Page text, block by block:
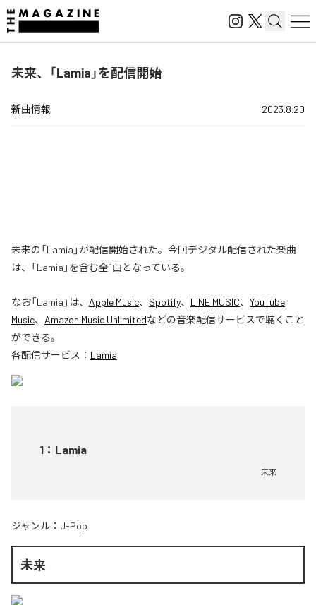
未来、「Lamia」を配信開始
新曲情報 2023.8.20
未来の「Lamia」が配信開始された。今回デジタル配信された楽曲
は、「Lamia」を含む全1曲となっている。
なお「Lamia 」は、 Apple Music、 Spotify、 LINE MUSIC、 YouTube
Music、 Amazon Music Unlimitedなどの音楽配信サービスで聴くこと
ができる。
各配信サービス： Lamia
1 ： Lamia
未来
ジャンル： J-Pop
未来